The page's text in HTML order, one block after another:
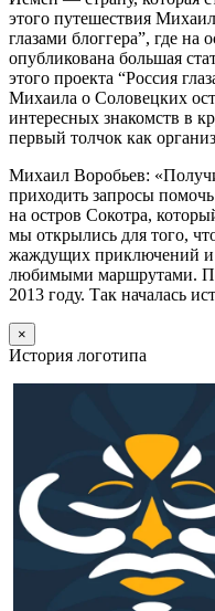
этого путешествия
глазами блоггера”, где на
опубликована большая
этого проекта “Россия
Михаила о Соловецких
интересных знакомств в
первый толчок как
Михаил Воробьев:
приходить запросы
на остров Сокотра,
мы открылись для того,
жаждущих приключений и
любимыми маршрутами.
2013 году. Так началась
×
История логотипа